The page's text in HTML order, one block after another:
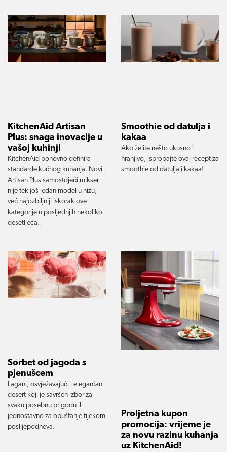
KitchenAid Artisan
Plus: snaga inovacije u
vašoj kuhinji
KitchenAid ponovno definira
standarde kućnog kuhanja. Novi
Artisan Plus samostojeći mikser
nije tek još jedan model u nizu,
već najozbiljniji iskorak ove
kategorije u posljednjih nekoliko
desetljeća.
Smoothie od datulja i
kakaa
Ako želite nešto ukusno i
hranjivo, isprobajte ovaj recept za
smoothie od datulja i kakaa!
Sorbet od jagoda s
pjenušcem
Lagani, osvježavajući i elegantan
desert koji je savršen izbor za
svaku posebnu prigodu ili
jednostavno za opuštanje tijekom
poslijepodneva.
Proljetna kupon
promocija: vrijeme je
za novu razinu kuhanja
uz KitchenAid!